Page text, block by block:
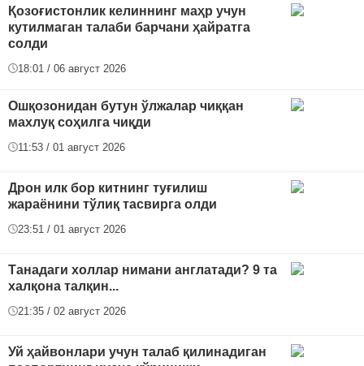
Қозоғистонлик келиннинг маҳр учун
кутилмаган талаби барчани ҳайратга
солди
18:01 / 06 август 2026
Ошқозонидан бутун ўлжалар чиққан
махлуқ соҳилга чиқди
11:53 / 01 август 2026
Дрон илк бор китнинг туғилиш
жараёнини тўлиқ тасвирга олди
23:51 / 01 август 2026
Танадаги холлар нимани англатади? 9 та
халқона талқин...
21:35 / 02 август 2026
Уй ҳайвонлари учун талаб қилинадиган